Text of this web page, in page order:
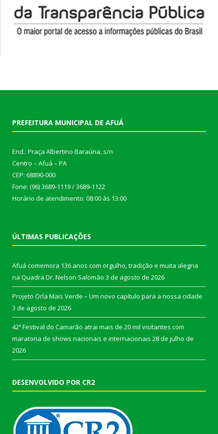
PREFEITURA MUNICIPAL DE AFUÁ
End.: Praça Albertino Baraúna, s/n
Centro – Afuá – PA
CEP: 68890-000
Fone: (96) 3689-1119 / 3689-1122
Horário de atendimento: 08:00 às 13:00
ÚLTIMAS PUBLICAÇÕES
Afuá comemora 136 anos com orgulho, tradição e muita alegria
na Quadra Dr. Nelson Salomão 3 de agosto de 2026
Projeto Orla Mais Verde – Um novo capítulo para a nossa cidade
3 de agosto de 2026
42º Festival do Camarão atrai mais de 20 mil visitantes com
maratona de shows nacionais e internacionais 28 de julho de
2026
DESENVOLVIDO POR CR2